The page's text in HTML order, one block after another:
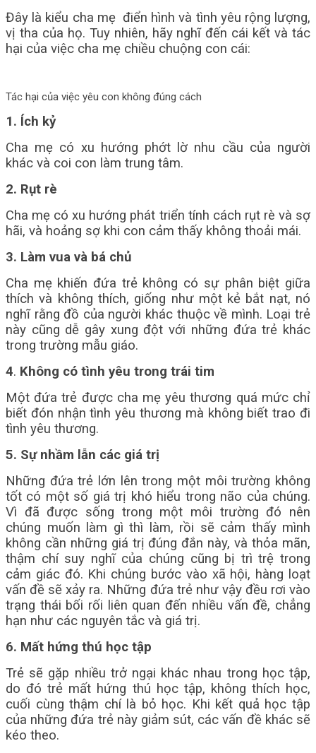
Đây là kiểu cha mẹ điển hình và tình yêu rộng lượng,
vị tha của họ. Tuy nhiên, hãy nghĩ đến cái kết và tác
hại của việc cha mẹ chiều chuộng con cái:
Tác hại của việc yêu con không đúng cách
1. Ích kỷ
Cha mẹ có xu hướng phớt lờ nhu cầu của người
khác và coi con làm trung tâm.
2. Rụt rè
Cha mẹ có xu hướng phát triển tính cách rụt rè và sợ
hãi, và hoảng sợ khi con cảm thấy không thoải mái.
3. Làm vua và bá chủ
Cha mẹ khiến đứa trẻ không có sự phân biệt giữa
thích và không thích, giống như một kẻ bắt nạt, nó
nghĩ rằng đồ của người khác thuộc về mình. Loại trẻ
này cũng dễ gây xung đột với những đứa trẻ khác
trong trường mẫu giáo.
4. Không có tình yêu trong trái tim
Một đứa trẻ được cha mẹ yêu thương quá mức chỉ
biết đón nhận tình yêu thương mà không biết trao đi
tình yêu thương.
5. Sự nhầm lẫn các giá trị
Những đứa trẻ lớn lên trong một môi trường không
tốt có một số giá trị khó hiểu trong não của chúng.
Vì đã được sống trong một môi trường đó nên
chúng muốn làm gì thì làm, rồi sẽ cảm thấy mình
không cần những giá trị đúng đắn này, và thỏa mãn,
thậm chí suy nghĩ của chúng cũng bị trì trệ trong
cảm giác đó. Khi chúng bước vào xã hội, hàng loạt
vấn đề sẽ xảy ra. Những đứa trẻ như vậy đều rơi vào
trạng thái bối rối liên quan đến nhiều vấn đề, chẳng
hạn như các nguyên tắc và giá trị.
6. Mất hứng thú học tập
Trẻ sẽ gặp nhiều trở ngại khác nhau trong học tập,
do đó trẻ mất hứng thú học tập, không thích học,
cuối cùng thậm chí là bỏ học. Khi kết quả học tập
của những đứa trẻ này giảm sút, các vấn đề khác sẽ
kéo theo.